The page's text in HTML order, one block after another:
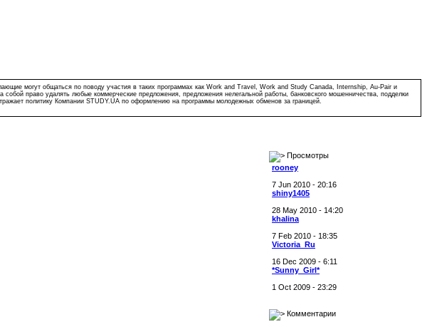
могут общаться по поводу участия в таких программах как Work and Travel, Work and Study Canada, Internship, Au-Pair и
право удалять любые коммерческие предложения, предложения нелегальной работы, банковского мошенничества, подделки
политику Компании STUDY.UA по оформлению на программы молодежных обменов за границей.
Просмотры
rooney
7 Jun 2010 - 20:16
shiny1405
28 May 2010 - 14:20
khalina
7 Feb 2010 - 18:35
Victoria_Ru
16 Dec 2009 - 6:11
*Sunny_Girl*
1 Oct 2009 - 23:29
Комментарии